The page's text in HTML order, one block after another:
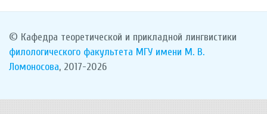
© Кафедра теоретической и прикладной лингвистики
филологического факультета МГУ имени М. В.
Ломоносова, 2017-2026